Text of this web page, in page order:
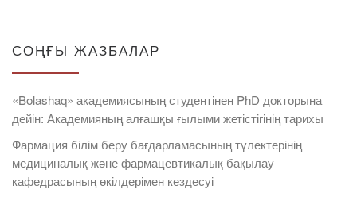
СОҢҒЫ ЖАЗБАЛАР
«Bolashaq» академиясының студентінен PhD докторына
дейін: Академияның алғашқы ғылыми жетістігінің тарихы
Фармация білім беру бағдарламасының түлектерінің
медициналық және фармацевтикалық бақылау
кафедрасының өкілдерімен кездесуі